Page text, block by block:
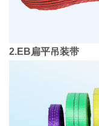
2.EB扁平吊装带